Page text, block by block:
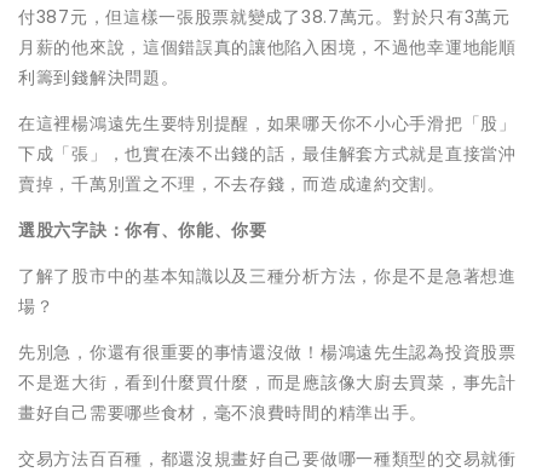
付387元，但這樣一張股票就變成了38.7萬元。對於只有3萬元
月薪的他來說，這個錯誤真的讓他陷入困境，不過他幸運地能順
利籌到錢解決問題。
在這裡楊鴻遠先生要特別提醒，如果哪天你不小心手滑把「股」
下成「張」，也實在湊不出錢的話，最佳解套方式就是直接當沖
賣掉，千萬別置之不理，不去存錢，而造成違約交割。
選股六字訣：你有、你能、你要
了解了股市中的基本知識以及三種分析方法，你是不是急著想進
場？
先別急，你還有很重要的事情還沒做！楊鴻遠先生認為投資股票
不是逛大街，看到什麼買什麼，而是應該像大廚去買菜，事先計
畫好自己需要哪些食材，毫不浪費時間的精準出手。
交易方法百百種，都還沒規畫好自己要做哪一種類型的交易就衝